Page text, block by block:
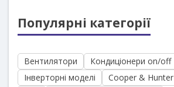
Популярні категорії
Вентилятори
Кондиціонери on/off
Інверторні моделі
Cooper & Hunter